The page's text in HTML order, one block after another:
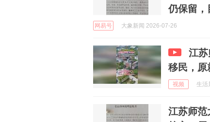
仍保留，
网易号 大象新闻 2026-07-26
江
移民，原
视频 生活
江苏师范